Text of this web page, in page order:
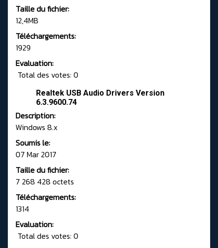
Taille du fichier:
12,4MB
Téléchargements:
1929
Evaluation:
Total des votes: 0
Realtek USB Audio Drivers Version
6.3.9600.74
Description:
Windows 8.x
Soumis le:
07 Mar 2017
Taille du fichier:
7 268 428 octets
Téléchargements:
1314
Evaluation:
Total des votes: 0